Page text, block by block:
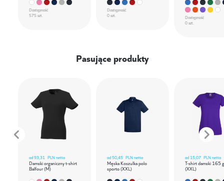
Dostępność
575 szt.
Dostępność
0 szt.
Dostępność
0 szt.
Pasujące produkty
od93,31 PLN netto
Damski organiczny t-shirt
Balfour (M)
od50,45 PLN netto
Męska Koszulka polo
sporto (XXL)
od 15,07 PLN netto
T-shirt damski 165
(XXL)